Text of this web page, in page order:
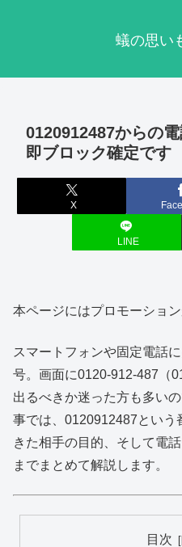
蟻の思い
0120912487からの
即ブロック確定です
X
LINE
本ページにはプロモーション
スマートフォンや固定電話
号。画面に0120-912-487（
出るべきか迷った方も多い
事では、0120912487という
きた相手の目的、そして電
までまとめて解説します。
目次